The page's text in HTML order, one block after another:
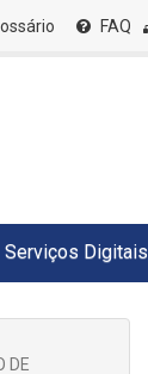
FAQ
Serviços Digitais
DE